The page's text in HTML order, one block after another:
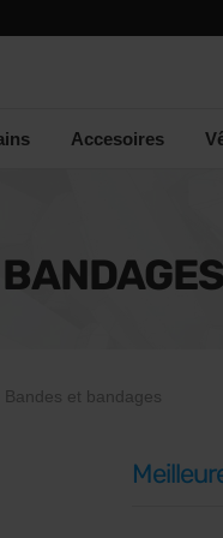
Accesoires
Bandes et bandages